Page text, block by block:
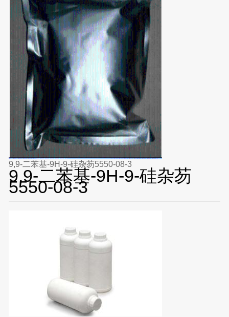
9,9-二苯基-9H-9-硅杂芴5550-08-3
9,9-二苯基-9H-9-硅杂芴
5550-08-3